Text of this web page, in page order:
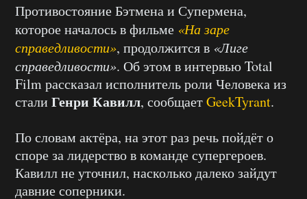
Противостояние Бэтмена и Супермена,
которое началось в фильме «На заре
справедливости», продолжится в «Лиге
справедливости». Об этом в интервью Total
Film рассказал исполнитель роли Человека из
стали Генри Кавилл, сообщаетGeekTyrant.
По словам актёра, на этот раз речь пойдёт о
споре за лидерство в команде супергероев.
Кавилл не уточнил, насколько далеко зайдут
давние соперники.